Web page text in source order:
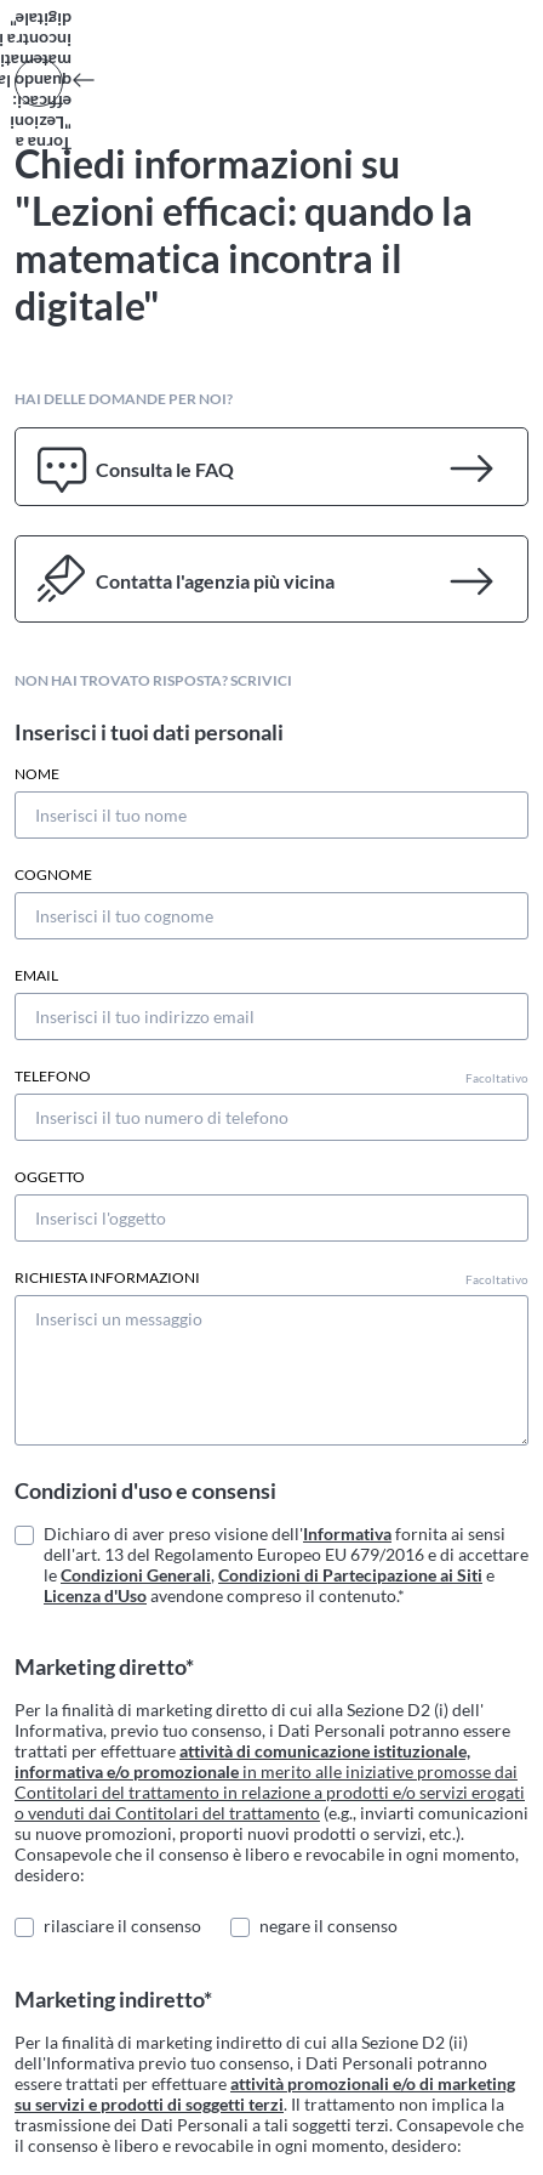
Torna a
"Lezioni
efficaci:
la
il
digitale"
Chiedi informazioni su
"Lezioni efficaci: quando la
matematica incontra il
digitale"
NON HAI TROVATO RISPOSTA? SCRIVICI
Inserisci i tuoi dati personali
NOME
COGNOME
EMAIL
TELEFONO Facoltativo
OGGETTO
RICHIESTA INFORMAZIONI Facoltativo
Condizioni d'uso e consensi
Dichiaro di aver preso visione dell'Informativafornita ai sensi
dell'art. 13 del Regolamento Europeo EU 679/2016 e di accettare
leCondizioni Generali,Condizioni di Partecipazione ai Siti e
Licenza d'Usoavendone compreso il contenuto.*
Marketing diretto*
Per la finalità di marketing diretto di cui alla Sezione D2 (i) dell'
Informativa, previo tuo consenso, i Dati Personali potranno essere
trattati per effettuareattività di comunicazione istituzionale,
informativa e/o promozionale in merito alle iniziative promosse dai
Contitolari del trattamento in relazione a prodotti e/o servizi erogati
o venduti dai Contitolari del trattamento (e.g., inviarti comunicazioni
su nuove promozioni, proporti nuovi prodotti o servizi, etc.).
Consapevole che il consenso è libero e revocabile in ogni momento,
desidero:
rilasciare il consenso negare il consenso
Marketing indiretto*
Per la finalità di marketing indiretto di cui alla Sezione D2 (ii)
dell'Informativa previo tuo consenso, i Dati Personali potranno
essere trattati per effettuareattività promozionali e/o di marketing
su servizi e prodotti di soggetti terzi. Il trattamento non implica la
trasmissione dei Dati Personali a tali soggetti terzi. Consapevole che
il consenso è libero e revocabile in ogni momento, desidero:
HAI DELLE DOMANDE PER NOI?
Consulta le FAQ
Contatta l'agenzia più vicina